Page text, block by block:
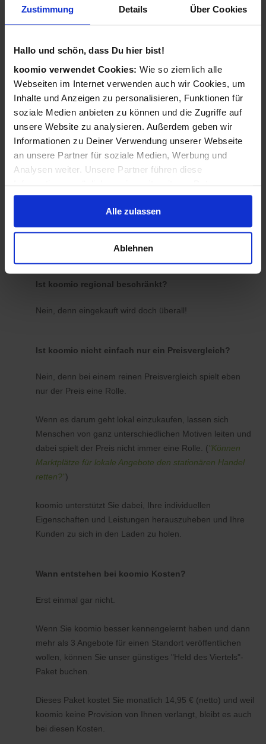
Zustimmung Details Über Cookies
Hallo und schön, dass Du hier bist!
koomio verwendet Cookies: Wie so ziemlich alle
Webseiten im Internet verwenden auch wir Cookies, um
Inhalte und Anzeigen zu personalisieren, Funktionen für
soziale Medien anbieten zu können und die Zugriffe auf
unsere Website zu analysieren. Außerdem geben wir
Informationen zu Deiner Verwendung unserer Webseite
an unsere Partner für soziale Medien, Werbung und
Analysen weiter. Unsere Partner führen diese
zusammen, die Du ihnen bereitgestellt hast oder die sie
im Rahmen Deiner Nutzung der Dienste gesammelt
haben.
Alle zulassen
Ablehnen
Wie funktioniert koomio?
Geschäftsinformationen vervollständigen, Angebote
veröffentlichen - 3 Angebote sind für Sie immer kostenlos!
Wir kümmern uns dann darum, dass Ihre Informationen
zu Ihren Kunden gelangen: Auf der koomio-Webseite, in
unseren Apps und in Suchmaschinen - daheim auf der
Couch und unterwegs auf dem Smartphone!
Ist koomio für alle Unternehmen gedacht?
genauso wie einerlandesweiten Handelskette
reinenDienstleister.
Ist koomio regional beschränkt?
Nein, denn eingekauft wird doch überall!
Ist koomio nicht einfach nur ein Preisvergleich?
Nein, denn bei einem reinen Preisvergleich spielt eben
nur der Preis eine Rolle.
Wenn es darum geht lokal einzukaufen, lassen sich
Menschen von ganz unterschiedlichen Motiven leiten und
dabei spielt der Preis nicht immer eine Rolle. ("Können
Marktplätze für lokale Angebote den stationären Handel
retten?")
koomio unterstützt Sie dabei, Ihre individuellen
Eigenschaften und Leistungen herauszuheben und Ihre
Kunden zu sich in den Laden zu holen.
Wann entstehen bei koomio Kosten?
Erst einmal gar nicht.
Wenn Sie koomio besser kennengelernt haben und dann
mehr als 3 Angebote für einen Standort veröffentlichen
wollen, können Sie unser günstiges "Held des Viertels"-
Paket buchen.
Dieses Paket kostet Sie monatlich 14,95 € (netto) und weil
koomio keine Provision von Ihnen verlangt, bleibt es auch
bei diesen Kosten.